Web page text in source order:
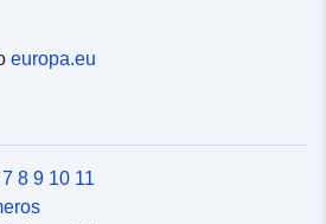
europa.eu
8 9 10 11